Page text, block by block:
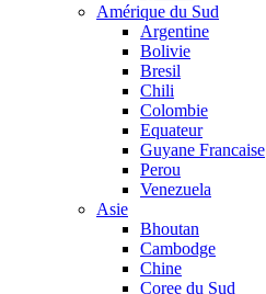
Amérique du Sud
Argentine
Bolivie
Bresil
Chili
Colombie
Equateur
Guyane Francaise
Perou
Venezuela
Asie
Bhoutan
Cambodge
Chine
Coree du Sud